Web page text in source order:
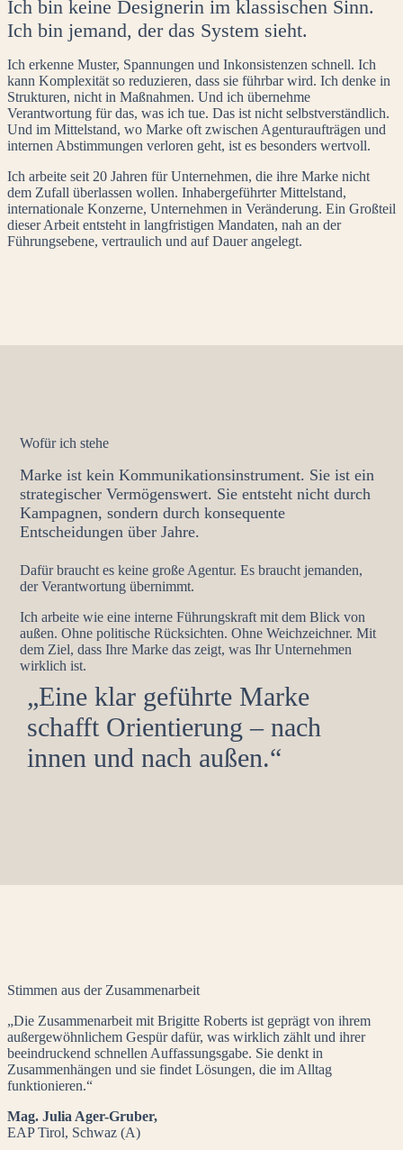
Ich bin keine Designerin im klassischen Sinn.
Ich bin jemand, der das System sieht.
Ich erkenne Muster, Spannungen und Inkonsistenzen schnell. Ich
kann Komplexität so reduzieren, dass sie führbar wird. Ich denke in
Strukturen, nicht in Maßnahmen. Und ich übernehme
Verantwortung für das, was ich tue. Das ist nicht selbstverständlich.
Und im Mittelstand, wo Marke oft zwischen Agenturaufträgen und
internen Abstimmungen verloren geht, ist es besonders wertvoll.
Ich arbeite seit 20 Jahren für Unternehmen, die ihre Marke nicht
dem Zufall überlassen wollen. Inhabergeführter Mittelstand,
internationale Konzerne, Unternehmen in Veränderung. Ein Großteil
dieser Arbeit entsteht in langfristigen Mandaten, nah an der
Führungsebene, vertraulich und auf Dauer angelegt.
Wofür ich stehe
Marke ist kein Kommunikationsinstrument. Sie ist ein
strategischer Vermögenswert. Sie entsteht nicht durch
Kampagnen, sondern durch konsequente
Entscheidungen über Jahre.
Dafür braucht es keine große Agentur. Es braucht jemanden,
der Verantwortung übernimmt.
Ich arbeite wie eine interne Führungskraft mit dem Blick von
außen. Ohne politische Rücksichten. Ohne Weichzeichner. Mit
dem Ziel, dass Ihre Marke das zeigt, was Ihr Unternehmen
wirklich ist.
„Eine klar geführte Marke
schafft Orientierung – nach
innen und nach außen.“
Stimmen aus der Zusammenarbeit
„Die Zusammenarbeit mit Brigitte Roberts ist geprägt von ihrem
außergewöhnlichem Gespür dafür, was wirklich zählt und ihrer
beeindruckend schnellen Auffassungsgabe. Sie denkt in
Zusammenhängen und sie findet Lösungen, die im Alltag
funktionieren.“
Mag. Julia Ager-Gruber,
EAP Tirol, Schwaz (A)